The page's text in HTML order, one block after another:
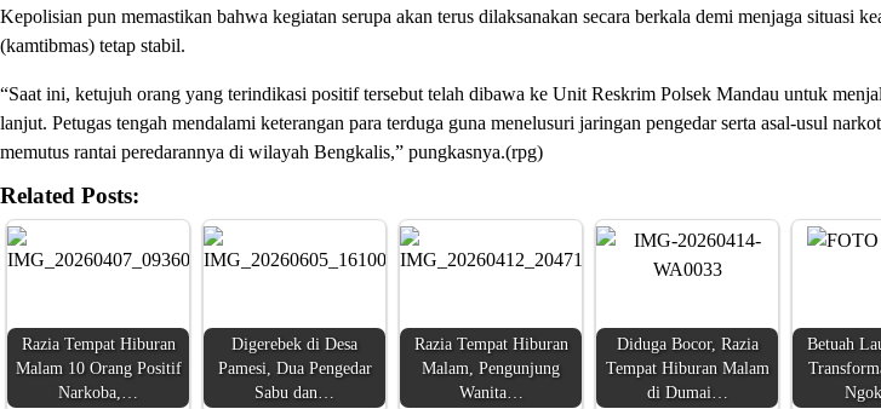
Kepolisian pun memastikan bahwa kegiatan serupa akan terus dilaksanakan secara berkala demi menjaga situasi
(kamtibmas) tetap stabil.
“Saat ini, ketujuh orang yang terindikasi positif tersebut telah dibawa ke Unit Reskrim Polsek Mandau untuk
lanjut. Petugas tengah mendalami keterangan para terduga guna menelusuri jaringan pengedar serta asal-usul
memutus rantai peredarannya di wilayah Bengkalis,” pungkasnya.(rpg)
Related Posts:
Razia Tempat Hiburan
Malam 10 Orang Positif
Narkoba,…
Digerebek di Desa
Pamesi, Dua Pengedar
Sabu dan…
Razia Tempat Hiburan
Malam, Pengunjung
Wanita…
Diduga Bocor, Razia
Tempat Hiburan Malam
di Dumai…
Betuah